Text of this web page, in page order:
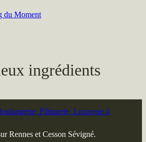
du Moment
ingrédients
Rennes et Cesson Sévigné.